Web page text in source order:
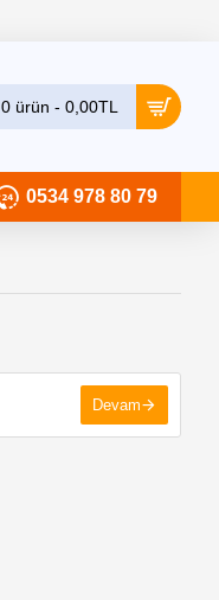
0 ürün - 0,00TL
0534 978 80 79
Devam